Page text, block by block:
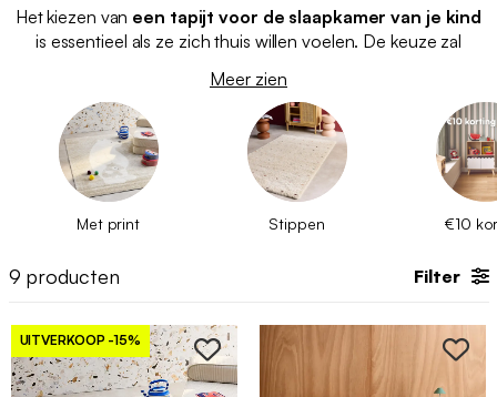
Het kiezen van een tapijt voor de slaapkamer van je kind
is essentieel als ze zich thuis willen voelen. De keuze zal
modellen aan aantrekkelijke prijzen die de slaapkamer van je
kind zullen omtoveren tot een cocooning plek waar ze plezier
kunnen hebben en heerlijk kunnen dromen.
Match het
beddengoed
voor extra stijl
Meer zien
Met print Stippen €10
9 producten Filter
UITVERKOOP -15%